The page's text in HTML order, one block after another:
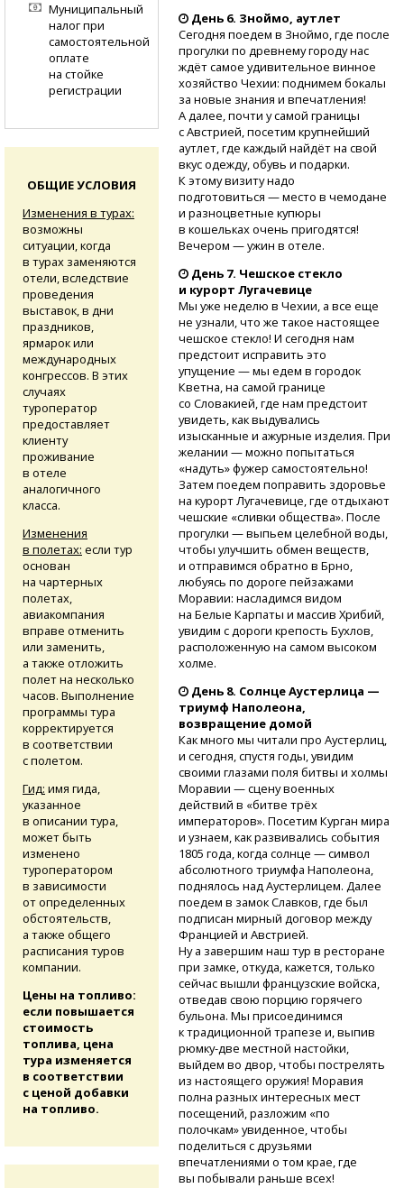
День 6. Зноймо, аутлет
Сегодня поедем в Зноймо, где после
прогулки по древнему городу нас
ждёт самое удивительное винное
хозяйство Чехии: поднимем бокалы
за новые знания и впечатления!
А далее, почти у самой границы
с Австрией, посетим крупнейший
аутлет, где каждый найдёт на свой
вкус одежду, обувь и подарки.
К этому визиту надо
подготовиться — место в чемодане
и разноцветные купюры
в кошельках очень пригодятся!
Вечером — ужин в отеле.
День 7. Чешское стекло
и курорт Лугачевице
Мы уже неделю в Чехии, а все еще
не узнали, что же такое настоящее
чешское стекло! И сегодня нам
предстоит исправить это
упущение — мы едем в городок
Кветна, на самой границе
со Словакией, где нам предстоит
увидеть, как выдувались
изысканные и ажурные изделия. При
желании — можно попытаться
«надуть» фужер самостоятельно!
Затем поедем поправить здоровье
на курорт Лугачевице, где отдыхают
чешские «сливки общества». После
прогулки — выпьем целебной воды,
чтобы улучшить обмен веществ,
и отправимся обратно в Брно,
любуясь по дороге пейзажами
Моравии: насладимся видом
на Белые Карпаты и массив Хрибий,
увидим с дороги крепость Бухлов,
расположенную на самом высоком
холме.
День 8. Солнце Аустерлица —
триумф Наполеона,
возвращение домой
Как много мы читали про Аустерлиц,
и сегодня, спустя годы, увидим
своими глазами поля битвы и холмы
Моравии — сцену военных
действий в «битве трёх
императоров». Посетим Курган мира
и узнаем, как развивались события
1805 года, когда солнце — символ
абсолютного триумфа Наполеона,
поднялось над Аустерлицем. Далее
поедем в замок Славков, где был
подписан мирный договор между
Францией и Австрией.
Ну а завершим наш тур в ресторане
при замке, откуда, кажется, только
сейчас вышли французские войска,
отведав свою порцию горячего
бульона. Мы присоединимся
к традиционной трапезе и, выпив
рюмку-две местной настойки,
выйдем во двор, чтобы пострелять
из настоящего оружия! Моравия
полна разных интересных мест
посещений, разложим «по
полочкам» увиденное, чтобы
поделиться с друзьями
впечатлениями о том крае, где
вы побывали раньше всех!
Муниципальный
налог при
самостоятельной
оплате
на стойке
регистрации
ОБЩИЕ УСЛОВИЯ
Изменения в турах:
возможны
ситуации, когда
в турах заменяются
отели, вследствие
проведения
выставок, в дни
праздников,
ярмарок или
международных
конгрессов. В этих
случаях
туроператор
предоставляет
клиенту
проживание
в отеле
аналогичного
класса.
Изменения
в полетах: если тур
основан
на чартерных
полетах,
авиакомпания
вправе отменить
или заменить,
а также отложить
полет на несколько
часов. Выполнение
программы тура
корректируется
в соответствии
с полетом.
Гид: имя гида,
указанное
в описании тура,
может быть
изменено
туроператором
в зависимости
от определенных
обстоятельств,
а также общего
расписания туров
компании.
Цены на топливо:
если повышается
стоимость
топлива, цена
тура изменяется
в соответствии
с ценой добавки
на топливо.